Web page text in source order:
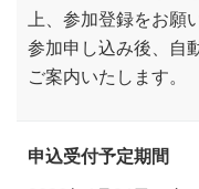
上、参加登録をお願
参加申し込み後、自
ご案内いたします。
申込受付予定期間